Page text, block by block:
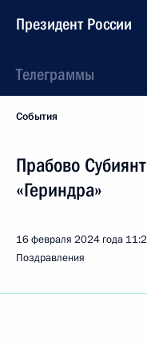
Президент России
Телеграммы
События
Прабово
«Гериндра»
16 февраля 2024 года
Поздравления